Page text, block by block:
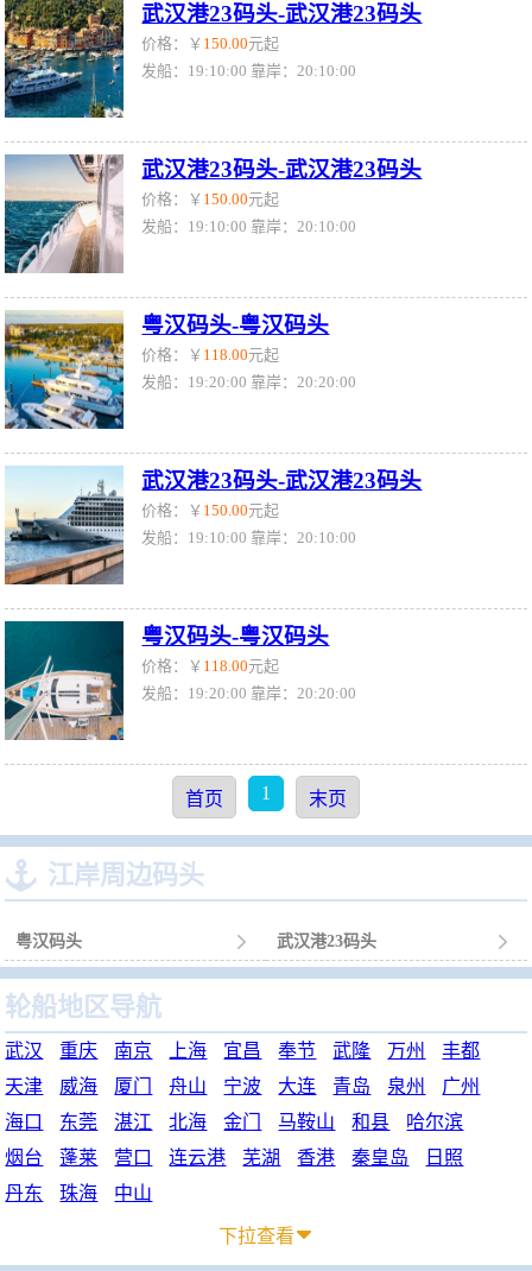
武汉港23码头-武汉港23码头
价格：￥ 150.00元起
发船：19:10:00 靠岸：20:10:00
武汉港23码头-武汉港23码头
价格：￥ 150.00元起
发船：19:10:00 靠岸：20:10:00
粤汉码头-粤汉码头
价格：￥ 118.00元起
发船：19:20:00 靠岸：20:20:00
武汉港23码头-武汉港23码头
价格：￥ 150.00元起
发船：19:10:00 靠岸：20:10:00
粤汉码头-粤汉码头
价格：￥ 118.00元起
发船：19:20:00 靠岸：20:20:00
首页 1 末页
 江岸周边码头
粤汉码头  武汉港23码头 
轮船地区导航
武汉 重庆 南京 上海 宜昌 奉节 武隆 万州
丰都
天津
威海 厦门 舟山 宁波 大连 青岛 泉州
广州
海口
东莞 湛江 北海 金门 马鞍山 和县
哈尔滨
烟台
蓬莱 营口 连云港 芜湖 香港 秦皇岛
日照
丹东
珠海 中山
下拉查看